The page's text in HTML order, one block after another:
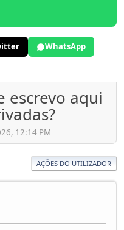
WhatsApp
escrevo aqui
12:14 PM
AÇÕES DO UTILIZADOR